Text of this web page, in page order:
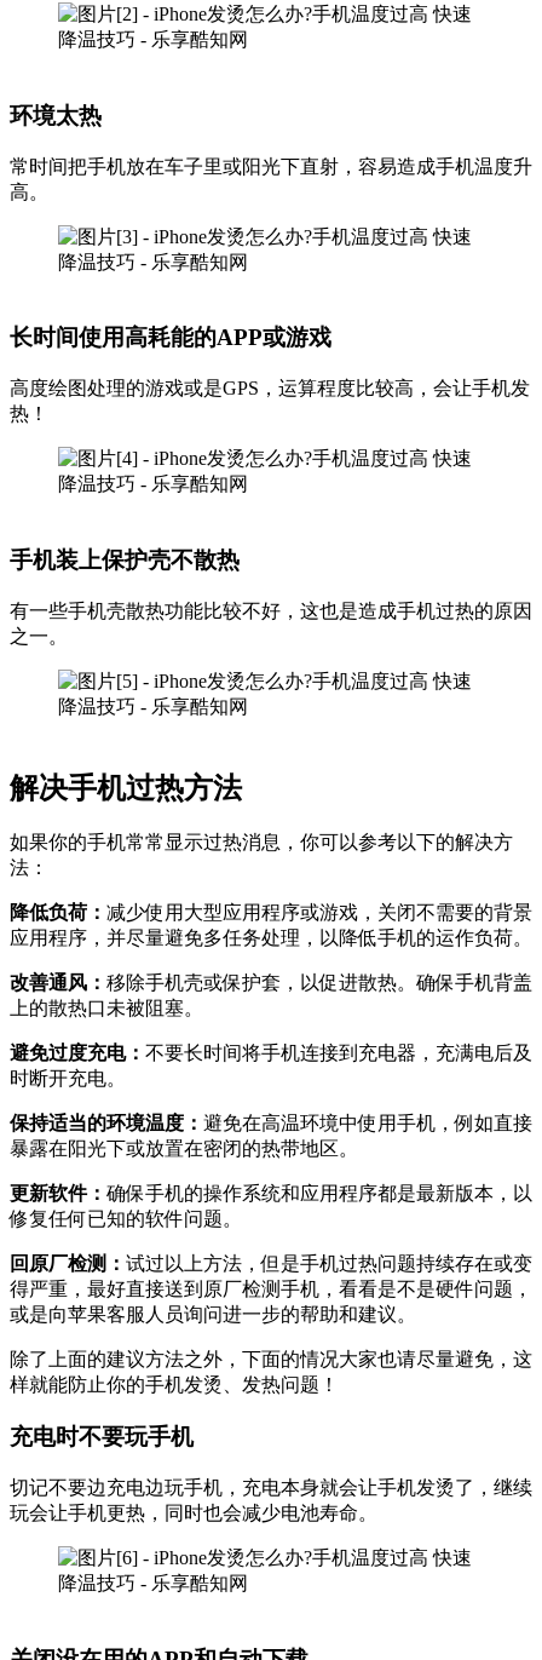
环境太热
常时间把手机放在车子里或阳光下直射，容易造成手机温度升
高。
长时间使用高耗能的APP或游戏
高度绘图处理的游戏或是GPS，运算程度比较高，会让手机发
热！
手机装上保护壳不散热
有一些手机壳散热功能比较不好，这也是造成手机过热的原因
之一。
解决手机过热方法
如果你的手机常常显示过热消息，你可以参考以下的解决方
法：
降低负荷： 减少使用大型应用程序或游戏，关闭不需要的背景
应用程序，并尽量避免多任务处理，以降低手机的运作负荷。
改善通风： 移除手机壳或保护套，以促进散热。确保手机背盖
上的散热口未被阻塞。
避免过度充电： 不要长时间将手机连接到充电器，充满电后及
时断开充电。
保持适当的环境温度： 避免在高温环境中使用手机，例如直接
暴露在阳光下或放置在密闭的热带地区。
更新软件： 确保手机的操作系统和应用程序都是最新版本，以
修复任何已知的软件问题。
回原厂检测： 试过以上方法，但是手机过热问题持续存在或变
得严重，最好直接送到原厂检测手机，看看是不是硬件问题，
或是向苹果客服人员询问进一步的帮助和建议。
除了上面的建议方法之外，下面的情况大家也请尽量避免，这
样就能防止你的手机发烫、发热问题！
充电时不要玩手机
切记不要边充电边玩手机，充电本身就会让手机发烫了，继续
玩会让手机更热，同时也会减少电池寿命。